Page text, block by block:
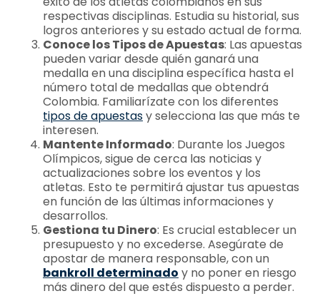
respectivas disciplinas. Estudia su historial, sus
logros anteriores y su estado actual de forma.
Conoce los Tipos de Apuestas: Las apuestas
pueden variar desde quién ganará una
medalla en una disciplina específica hasta el
número total de medallas que obtendrá
Colombia. Familiarízate con los diferentes
tipos de apuestasy selecciona las que más te
interesen.
Mantente Informado: Durante los Juegos
Olímpicos, sigue de cerca las noticias y
actualizaciones sobre los eventos y los
atletas. Esto te permitirá ajustar tus apuestas
en función de las últimas informaciones y
desarrollos.
Gestiona tu Dinero: Es crucial establecer un
presupuesto y no excederse. Asegúrate de
apostar de manera responsable, con un
bankroll determinado y no poner en riesgo
más dinero del que estés dispuesto a perder.